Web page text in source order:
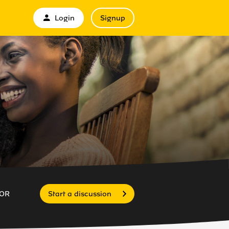
Login Signup
Start a discussion